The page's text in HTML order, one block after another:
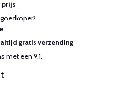
prijs
gratis verzending
met een 9,1.